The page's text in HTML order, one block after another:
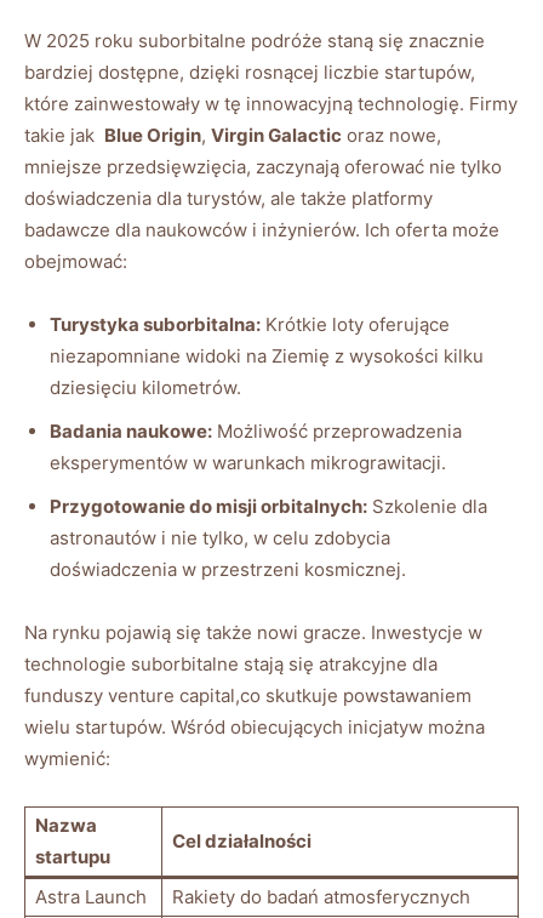
W 2025⁣ roku suborbitalne podróże staną się znacznie
bardziej dostępne, ⁢dzięki rosnącej liczbie startupów,
które ⁤zainwestowały w tę innowacyjną technologię. Firmy
takie⁤ jak ‍ Blue Origin, Virgin Galactic oraz nowe,
mniejsze przedsięwzięcia, zaczynają⁢ oferować nie tylko
‍doświadczenia dla turystów, ale także‍ platformy
badawcze dla ‌naukowców ​i inżynierów. Ich ​oferta ⁢może
⁤obejmować:
Turystyka suborbitalna: Krótkie loty oferujące
niezapomniane widoki na Ziemię z wysokości kilku
dziesięciu kilometrów.
Badania naukowe: Możliwość przeprowadzenia
eksperymentów⁣ w‌ warunkach mikrograwitacji.
Przygotowanie do‍ misji orbitalnych: Szkolenie dla⁢
astronautów i nie tylko, w celu​ zdobycia‍
doświadczenia w przestrzeni kosmicznej.
Na rynku pojawią się także nowi gracze.‍ Inwestycje w
technologie suborbitalne stają się atrakcyjne dla⁢
funduszy venture capital,co‌ skutkuje powstawaniem
wielu ⁢startupów. Wśród obiecujących inicjatyw ⁢można
wymienić:
Nazwa⁣
startupu
Cel działalności
Astra​ Launch
Rakiety do badań atmosferycznych